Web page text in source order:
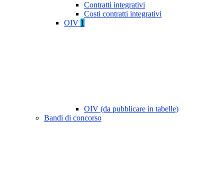
Contratti integrativi
Costi contratti integrativi
OIV 1
OIV (da pubblicare in tabelle)
Bandi di concorso